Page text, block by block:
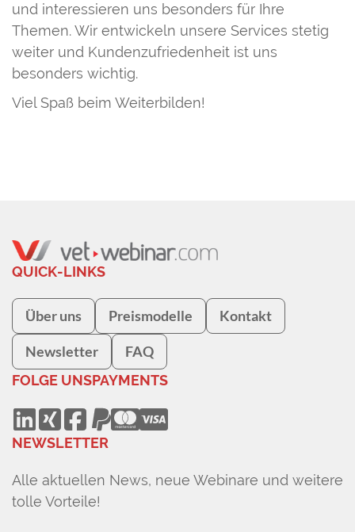
und interessieren uns besonders für Ihre
Themen. Wir entwickeln unsere Services stetig
weiter und Kundenzufriedenheit ist uns
besonders wichtig.
Viel Spaß beim Weiterbilden!
QUICK-LINKS
Über uns Preismodelle Kontakt
Newsletter FAQ
FOLGE UNSPAYMENTS
NEWSLETTER
Alle aktuellen News, neue Webinare und weitere
tolle Vorteile!